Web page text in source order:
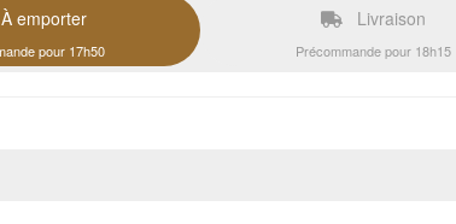
À emporter
pour 17h50
Livraison
Précommande pour 18h15